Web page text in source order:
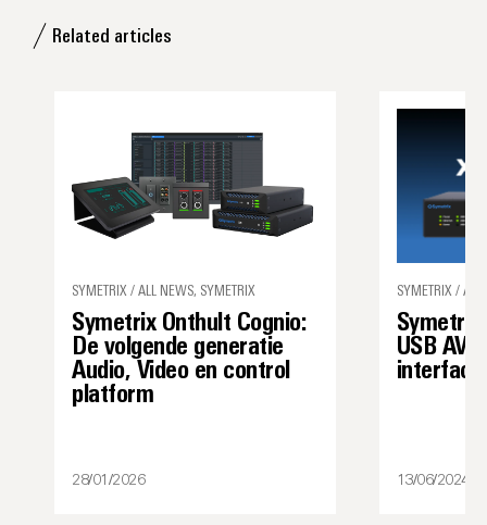
Related articles
SYMETRIX / ALL NEWS, SYMETRIX
Symetrix Onthult Cognio:
De volgende generatie
Audio, Video en control
platform
28/01/2026
SYMETRIX / ALL
USB
interface
13/06/2024